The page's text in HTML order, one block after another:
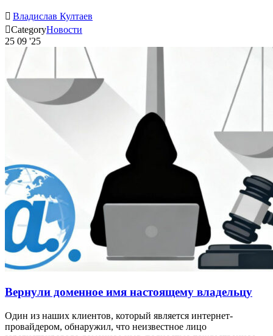
 Владислав Култаев
CategoryНовости
25 09 '25
Вернули доменное имя настоящему владельцу
Один из наших клиентов, который является интернет-
провайдером, обнаружил, что неизвестное лицо